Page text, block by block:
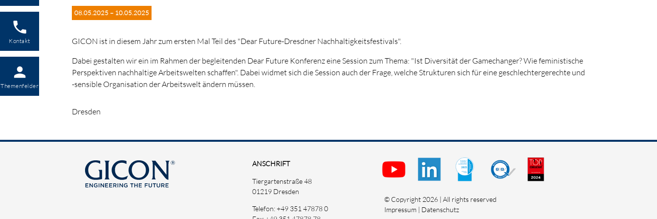
phone
Kontakt
person
Themenfelder
08.05.2025 – 10.05.2025
GICON ist in diesem Jahr zum ersten Mal Teil des "Dear Future-Dresdner Nachhaltigkeitsfestivals".
Dabei gestalten wir ein im Rahmen der begleitenden Dear Future Konferenz eine Session zum Thema: "Ist Diversität der Gamechanger? Wie feministische
Perspektiven nachhaltige Arbeitswelten schaffen". Dabei widmet sich die Session auch der Frage, welche Strukturen sich für eine geschlechtergerechte und
-sensible Organisation der Arbeitswelt ändern müssen.
Dresden
ANSCHRIFT
Tiergartenstraße 48
01219 Dresden
Telefon: +49 351 47878 0
© Copyright 2026 | All rights reserved
Impressum | Datenschutz